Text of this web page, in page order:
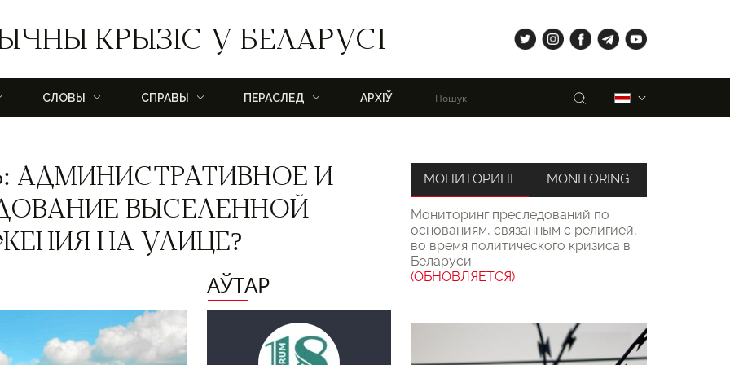
КРЫЗІС У БЕЛАРУСІ
СЛОВЫ СПРАВЫ ПЕРАСЛЕД АРХІЎ Пошук
tw ig fb tg yt
АДМИНИСТРАТИВНОЕ И
ВЫСЕЛЕННОЙ
НА УЛИЦЕ?
АЎТАР
МОНИТОРИНГ
Мониторинг преследований по
основаниям, связанным с религией,
во время политического кризиса в
Беларуси
(ОБНОВЛЯЕТСЯ)
MONITORING